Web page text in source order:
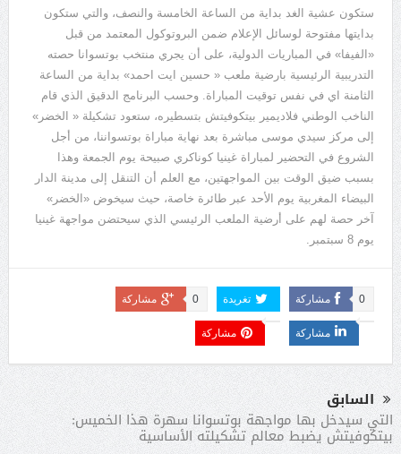
ستكون عشية الغد بداية من الساعة الخامسة والنصف، والتي ستكون
بدايتها مفتوحة لوسائل الإعلام ضمن البروتوكول المعتمد من قبل
«الفيفا» في المباريات الدولية، على أن يجري منتخب بوتسوانا حصته
التدريبية الرئيسية بارضية ملعب « حسين ايت احمد» بداية من الساعة
الثامنة اي في نفس توقيت المباراة وحسب البرنامج الدقيق الذي قام
الناخب الوطني فلاديمير بيتكوفيتش بتسطيره، ستعود تشكيلة « الخضر »
إلى مركز سيدي موسى مباشرة بعد نهاية مباراة بوتسواننا، من أجل
الشروع في التحضير لمباراة غينيا كوناكري صبيحة يوم الجمعة وهذا
بسبب ضيق الوقت بين المواجهتين، مع العلم أن التنقل إلى مدينة الدار
البيضاء المغربية يوم الأحد عبر طائرة خاصة، حيث سيخوض «الخضر »
آخر حصة لهم على أرضية الملعب الرئيسي الذي سيحتضن مواجهة غينيا
يوم
سبتمبر
مشاركة 0 تغريدة مشاركة 0
مشاركة مشاركة
السابق
التي سيدخل بها مواجهة بوتسوانا سهرة هذا الخميس:
بيتكوفيتش يضبط معالم تشكيلته الأساسية